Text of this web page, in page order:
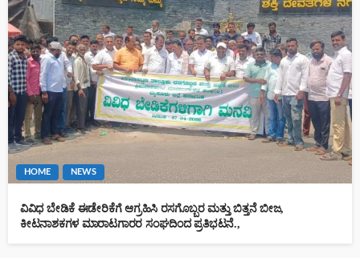
HOME NEWS
ವಿವಿಧ ಬೇಡಿಕೆ ಈಡೇರಿಕೆಗೆ ಆಗ್ರಹಿಸಿ ರಸಗೊಬ್ಬರ ಮತ್ತು ಬಿತ್ತನೆ ಬೀಜ,
ಕೀಟನಾಶಕಗಳ ಮಾರಾಟಗಾರರ ಸಂಘದಿಂದ ಪ್ರತಿಭಟನೆ.,